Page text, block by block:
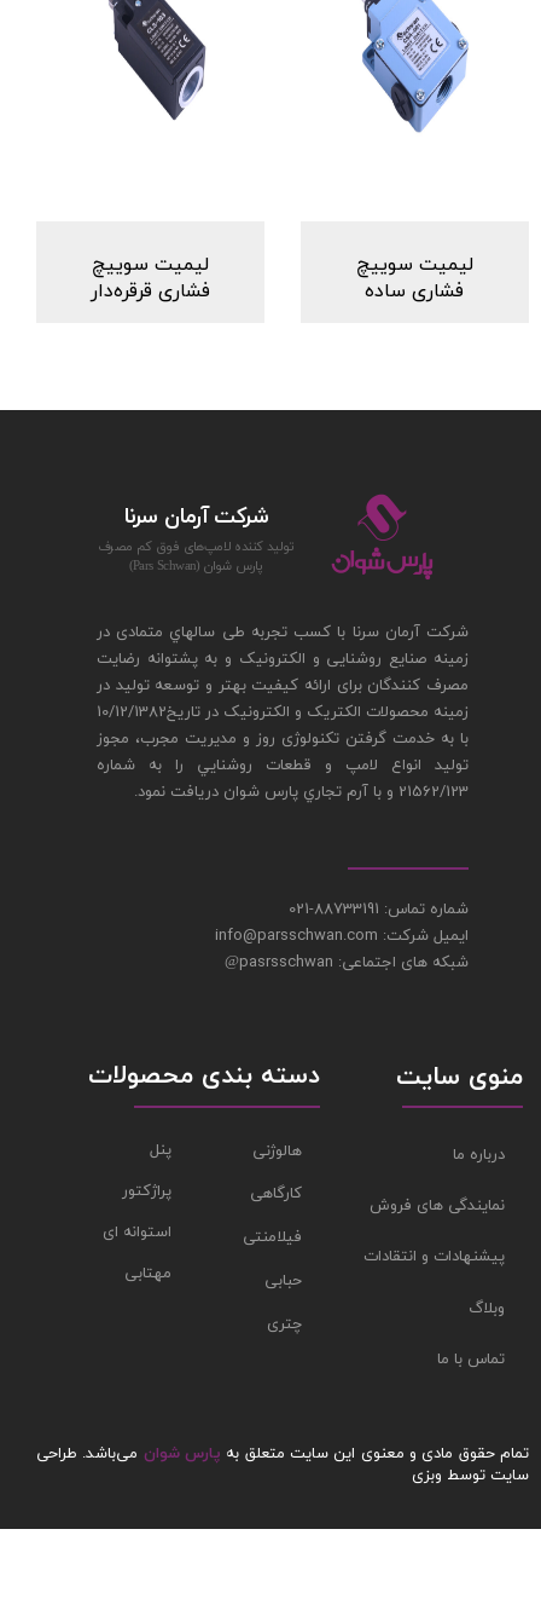
لیمیت سوییچ
فشاری ساده
لیمیت سوییچ
فشاری قرقره‌دار
شرکت آرمان سرنا با کسب تجربه طی سالهاي متمادی در
زمینه صنایع روشنایی و الکترونیک و به پشتوانه رضایت
مصرف کنندگان برای ارائه کیفیت بهتر و توسعه تولید در
زمینه محصولات الکتریک و الکترونیک در تاريخ10/12/1382
با به خدمت گرفتن تکنولوژی روز و مدیریت مجرب، مجوز
توليد انواع لامپ و قطعات روشنايي را به شماره
21562/123 و با آرم تجاري پارس شوان دريافت نمود.
شماره تماس: 88733191-021
ایمیل شرکت: info@parsschwan.com
شبکه های اجتماعی: pasrsschwan
@
شركت آرمان سرنا
توليد كننده لامپ‌های فوق كم مصرف
پارس‌ شوان (Pars Schwan)
منوی سایت
درباره ما
نمایندگی های فروش
پیشنهادات و انتقادات
وبلاگ
تماس با ما
تمام حقوق مادی و معنوی این سایت متعلق به پارس شوان می‌باشد. طراحی
سایت توسط وبزی
دسته بندی محصولات
هالوژنی
کارگاهی
فیلامنتی
حبابی
چتری
پنل
پراژکتور
استوانه ای
مهتابی